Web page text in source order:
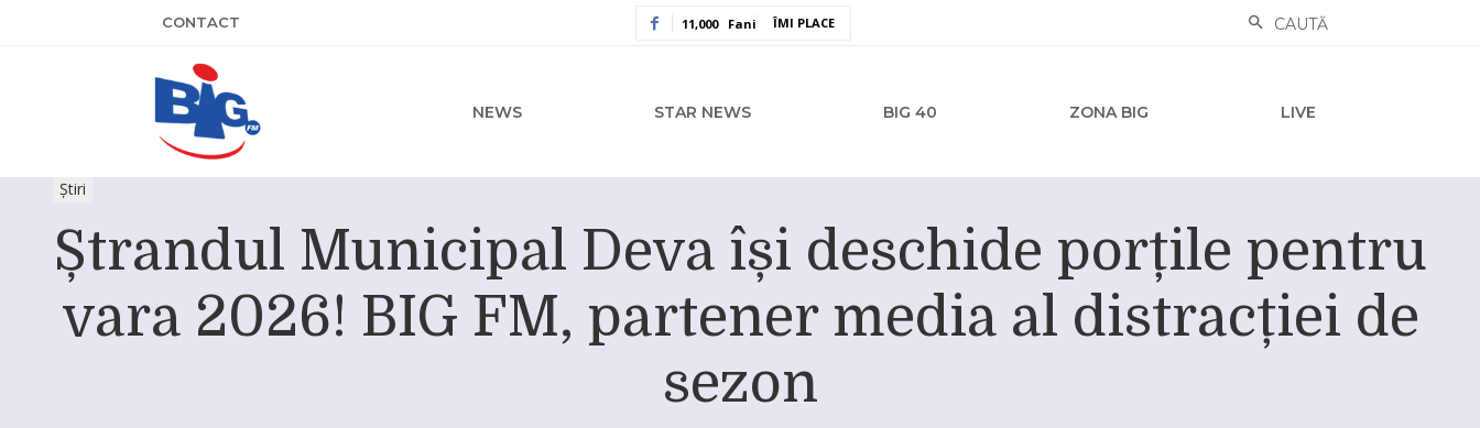
CONTACT 11,000 Fani ÎMI PLACE CAUTĂ
NEWS STAR NEWS BIG 40 ZONA BIG LIVE
Știri
Ștrandul Municipal Deva își deschide porțile pentru
vara 2026! BIG FM, partener media al distracției de
sezon